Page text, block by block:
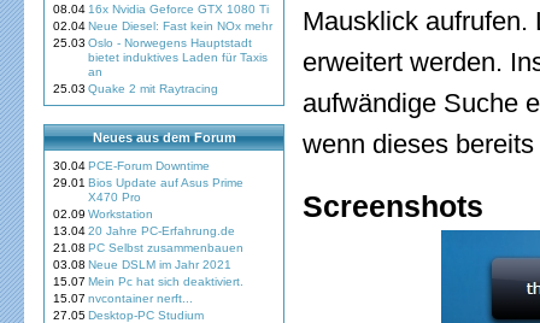
08.04 16x Nvidia Geforce GTX 1080 Ti
02.04Neue Diesel: Fast kein NOx mehr
25.03 Oslo - Norwegens Hauptstadt
bietet induktives Laden für Taxis
an
25.03 Quake 2 mit Raytracing
Neues aus dem Forum
30.04PCE-Forum Downtime
29.01 Bios Update auf Asus Prime
X470 Pro
02.09 Workstation
13.0420 Jahre PC-Erfahrung.de
21.08 PC Selbst zusammenbauen
03.08 Neue DSLM im Jahr 2021
15.07 Mein Pc hat sich deaktiviert.
15.07 nvcontainer nerft...
27.05Desktop-PC Studium
Mausklick aufrufen.
erweitert werden.
aufwändige Suche
wenn dieses
Screenshots